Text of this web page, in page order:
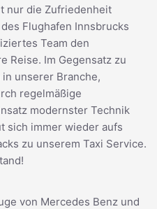
nur die Zufriedenheit
Flughafen Innsbrucks
Team den
Reise. Im Gegensatz zu
unserer Branche,
regelmäßige
modernster Technik
sich immer wieder aufs
zu unserem Taxi Service.
von Mercedes Benz und